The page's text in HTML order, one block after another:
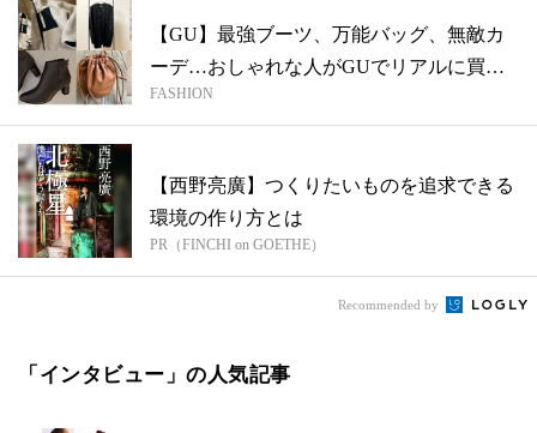
【GU】最強ブーツ、万能バッグ、無敵カ
ーデ…おしゃれな人がGUでリアルに買っ
たも...
FASHION
【西野亮廣】つくりたいものを追求できる
環境の作り方とは
PR（FINCHI on GOETHE）
Recommended by
「インタビュー」の人気記事